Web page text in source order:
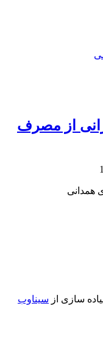
از مصرف
همدانی
سازی از سیناوب